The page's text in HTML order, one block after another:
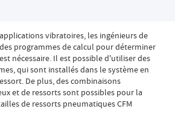
vibratoires, les ingénieurs de
programmes de calcul pour déterminer
nécessaire. Il est possible d'utiliser des
qui sont installés dans le système en
De plus, des combinaisons
et de ressorts sont possibles pour la
de ressorts pneumatiques CFM